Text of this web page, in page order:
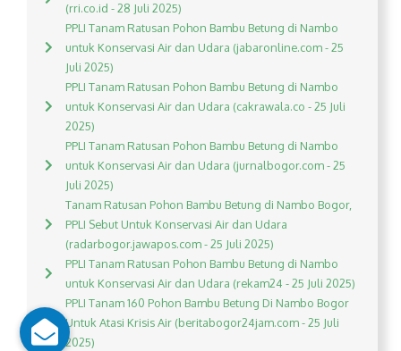
(rri.co.id - 28 Juli 2025)
PPLI Tanam Ratusan Pohon Bambu Betung di Nambo
untuk Konservasi Air dan Udara (jabaronline.com - 25
Juli 2025)
PPLI Tanam Ratusan Pohon Bambu Betung di Nambo
untuk Konservasi Air dan Udara (cakrawala.co - 25 Juli
2025)
PPLI Tanam Ratusan Pohon Bambu Betung di Nambo
untuk Konservasi Air dan Udara (jurnalbogor.com - 25
Juli 2025)
Tanam Ratusan Pohon Bambu Betung di Nambo Bogor,
PPLI Sebut Untuk Konservasi Air dan Udara
(radarbogor.jawapos.com - 25 Juli 2025)
PPLI Tanam Ratusan Pohon Bambu Betung di Nambo
untuk Konservasi Air dan Udara (rekam24 - 25 Juli 2025)
PPLI Tanam 160 Pohon Bambu Betung Di Nambo Bogor
Untuk Atasi Krisis Air (beritabogor24jam.com - 25 Juli
2025)